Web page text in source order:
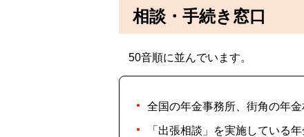
相談・手続き窓口
50音順に並んでいます。
全国の年金事務所、街角の年
「出張相談」を実施している